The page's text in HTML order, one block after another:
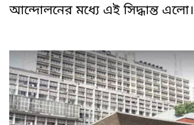
আন্দোলনের মধ্যে এই সিদ্ধান্ত এলো।